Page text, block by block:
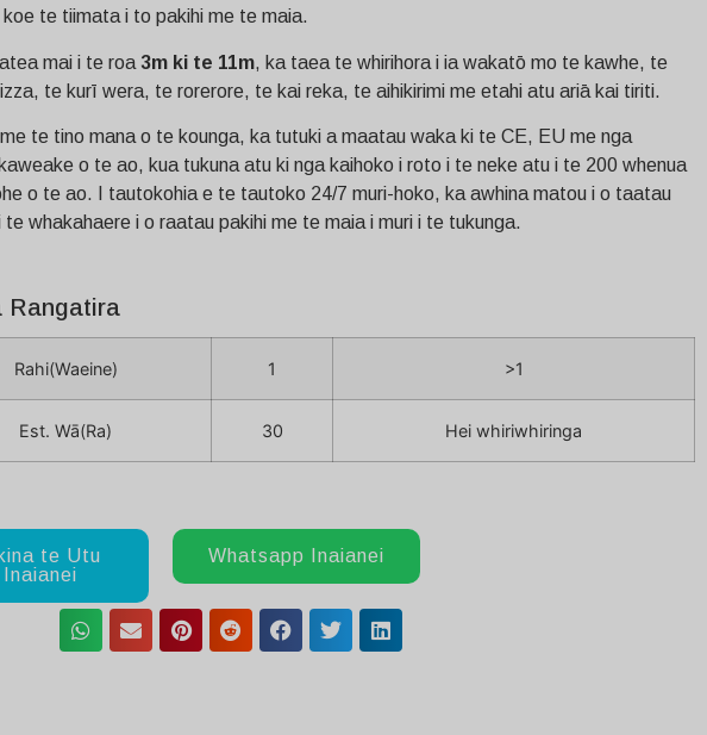
te tiimata i to pakihi me te maia.
mai i te roa 3m ki te 11m, ka taea te whirihora i ia wakatō mo te kawhe, te
te kurī wera, te rorerore, te kai reka, te aihikirimi me etahi atu ariā kai tiriti.
me te tino mana o te kounga, ka tutuki a maatau waka ki te CE, EU me nga
o te ao, kua tukuna atu ki nga kaihoko i roto i te neke atu i te 200 whenua
o te ao. I tautokohia e te tautoko 24/7 muri-hoko, ka awhina matou i o taatau
te whakahaere i o raatau pakihi me te maia i muri i te tukunga.
Rangatira
Rahi(Waeine) 1 >1
Est. Wā(Ra) 30 Hei whiriwhiringa
te Utu
Inaianei
Whatsapp Inaianei